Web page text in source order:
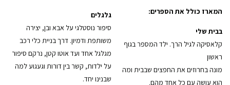
המארז כולל את הספרים:
בבית שלי
קלאסיקה לגיל הרך. ילד המספר בגוף
ראשון
מונה בחרוזים את החפצים שבבית ומה
הוא עושה עם כל אחד מהם.
גלגלים
סיפור נוסטלגי על אבא ובן, יצירה
משותפת ודמיון. דרך בניית כלי רכב
מגלגל אחד ועד אוטו קטן, נרקם סיפור
על ילדות, קשר בין דורות וגעגוע למה
שבנינו יחד.